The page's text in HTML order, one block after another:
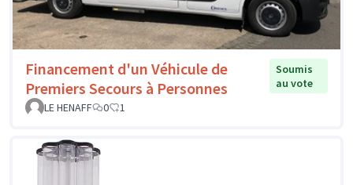
Financement d'un Véhicule de
Premiers Secours à Personnes
Soumis
au vote
LE HENAFF
0 1